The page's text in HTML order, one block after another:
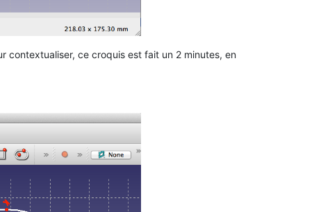
contextualiser, ce croquis est fait un 2 minutes, en